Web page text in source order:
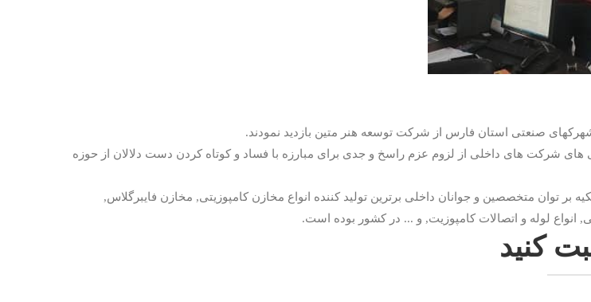
صنعتی استان فارس از شرکت توسعه هنر متین بازدید نمودند.
های شرکت های داخلی از لزوم عزم راسخ و جدی برای مبارزه با فساد و کوتاه کردن دست دلالان از حوزه
بر توان متخصصین و جوانان داخلی برترین تولید کننده انواع مخازن کامپوزیتی, مخازن فایبرگلاس,
لوله و اتصالات کامپوزیت, و ... در کشور بوده است.
کنید